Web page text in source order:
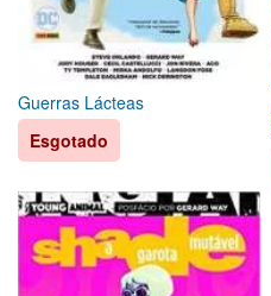
Guerras Lácteas
Esgotado